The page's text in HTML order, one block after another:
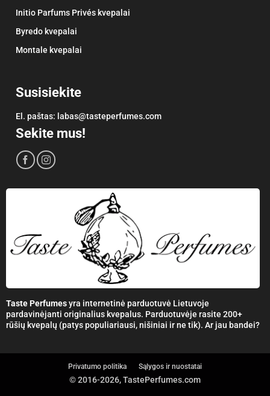
Initio Parfums Privés kvepalai
Byredo kvepalai
Montale kvepalai
Susisiekite
El. paštas: labas@tasteperfumes.com
Sekite mus!
Taste Perfumesyra internetinė parduotuvė Lietuvoje
pardavinėjanti originalius kvepalus. Parduotuvėje rasite 200+
rūšių kvepalų (patys populiariausi, nišiniai ir ne tik). Ar jau bandei?
Privatumo politika Sąlygos ir nuostatai
© 2016-2026, TastePerfumes.com